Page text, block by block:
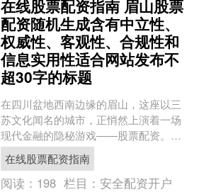
在线股票配资指南 眉山股票
配资随机生成含有中立性、
权威性、客观性、合规性和
信息实用性适合网站发布不
超30字的标题
在四川盆地西南边缘的眉山，这座以三
苏文化闻名的城市，正悄然上演着一场
现代金融的隐秘游戏——股票配资。随
着A股市场的波动加剧，越来越多的眉山
投资者开始接触这一杠杆....
在线股票配资指南
阅读： 198 栏目：安全配资开户